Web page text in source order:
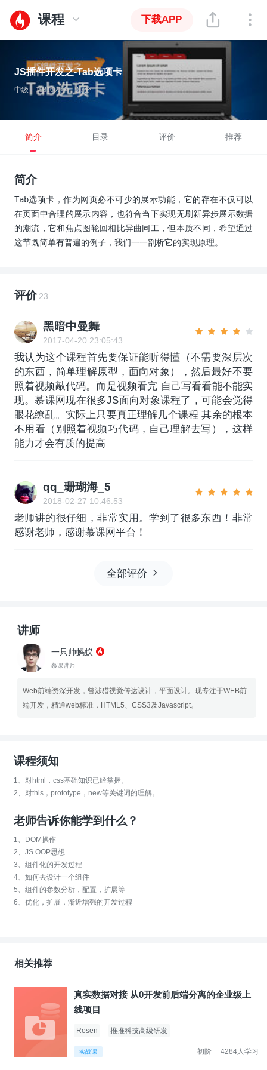
课程 下载APP
JS插件开发之-Tab选项卡
中级 19816人学 9.7分
简介 目录 评价 推荐
简介
Tab选项卡，作为网页必不可少的展示功能，它的存在不仅可以
在页面中合理的展示内容，也符合当下实现无刷新异步展示数据
的潮流，它和焦点图轮回相比异曲同工，但本质不同，希望通过
这节既简单有普遍的例子，我们一一剖析它的实现原理。
评价 23
黑暗中曼舞
2017-04-20 23:05:43
我认为这个课程首先要保证能听得懂（不需要深层次
的东西，简单理解原型，面向对象），然后最好不要
照着视频敲代码。而是视频看完 自己写看看能不能实
现。慕课网现在很多JS面向对象课程了，可能会觉得
眼花缭乱。实际上只要真正理解几个课程 其余的根本
不用看（别照着视频巧代码，自己理解去写），这样
能力才会有质的提高
qq_珊瑚海_5
2018-02-27 10:46:53
老师讲的很仔细，非常实用。学到了很多东西！非常
感谢老师，感谢慕课网平台！
全部评价
讲师
一只帅蚂蚁
慕课讲师
Web前端资深开发，曾涉猎视觉传达设计，平面设计。现专注于WEB前
端开发，精通web标准，HTML5、CSS3及Javascript。
课程须知
1、对html，css基础知识已经掌握。
2、对this，prototype，new等关键词的理解。
老师告诉你能学到什么？
1、DOM操作
2、JS OOP思想
3、组件化的开发过程
4、如何去设计一个组件
5、组件的参数分析，配置，扩展等
6、优化，扩展，渐近增强的开发过程
相关推荐
真实数据对接 从0开发前后端分离的企业级上
线项目
Rosen 推推科技高级研发
实战课 4284人学习
初阶